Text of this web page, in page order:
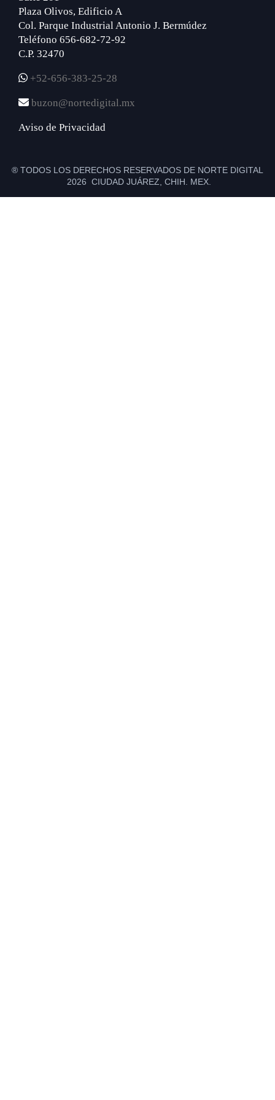
Plaza Olivos, Edificio A
Col. Parque Industrial Antonio J. Bermúdez
Teléfono 656-682-72-92
C.P. 32470
+52-656-383-25-28
buzon@nortedigital.mx
Aviso de Privacidad
® TODOS LOS DERECHOS RESERVADOS DE NORTE DIGITAL
2026 CIUDAD JUÁREZ, CHIH. MEX.